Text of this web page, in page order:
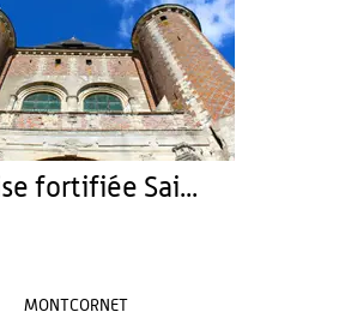
fortifiée Sai...
MONTCORNET